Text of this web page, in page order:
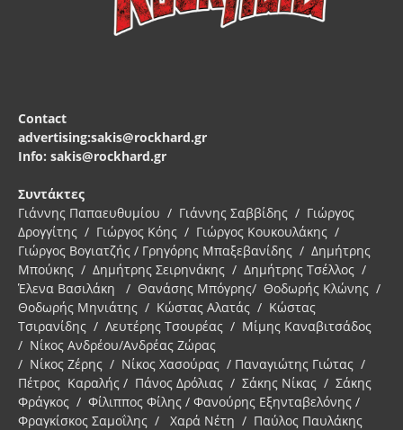
Contact
advertising:sakis@rockhard.gr
Info: sakis@rockhard.gr
Συντάκτες
Γιάννης Παπαευθυμίου / Γιάννης Σαββίδης / Γιώργος
Δρογγίτης / Γιώργος Κόης / Γιώργος Κουκουλάκης /
Γιώργος Βογιατζής / Γρηγόρης Μπαξεβανίδης / Δημήτρης
Μπούκης / Δημήτρης Σειρηνάκης / Δημήτρης Τσέλλος /
Έλενα Βασιλάκη / Θανάσης Μπόγρης/ Θοδωρής Κλώνης /
Θοδωρής Μηνιάτης / Κώστας Αλατάς / Κώστας
Τσιρανίδης / Λευτέρης Τσουρέας / Μίμης Καναβιτσάδος
/ Νίκος Ανδρέου/Ανδρέας Ζώρας
/ Νίκος Ζέρης / Νίκος Χασούρας / Παναγιώτης Γιώτας /
Πέτρος Καραλής / Πάνος Δρόλιας / Σάκης Νίκας / Σάκης
Φράγκος / Φίλιππος Φίλης / Φανούρης Εξηνταβελόνης /
Φραγκίσκος Σαμοΐλης / Χαρά Νέτη / Παύλος Παυλάκης